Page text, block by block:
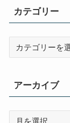
カテゴリー
リ
ー
アーカイブ